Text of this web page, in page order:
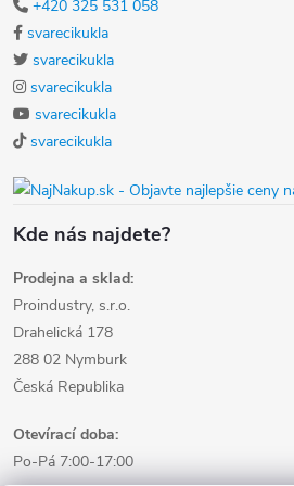
+420 325 531 058
svarecikukla
svarecikukla
svarecikukla
svarecikukla
svarecikukla
Kde nás najdete?
Prodejna a sklad:
Proindustry, s.r.o.
Drahelická 178
288 02 Nymburk
Česká Republika
Otevírací doba:
Po-Pá 7:00-17:00